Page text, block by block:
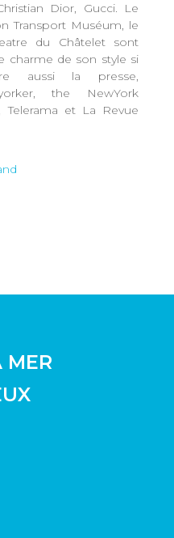
Dior, Gucci. Le
Transport Muséum, le
du Châtelet sont
charme de son style si
aussi la presse,
the NewYork
Telerama et La Revue
MER